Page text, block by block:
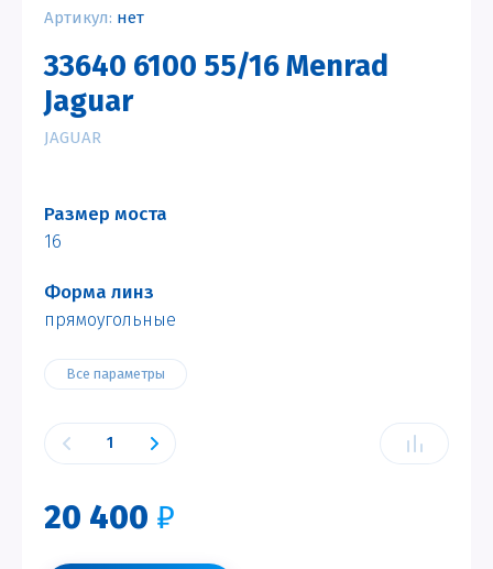
Артикул: нет
33640 6100 55/16 Menrad
Jaguar
JAGUAR
Размер моста
16
Форма линз
прямоугольные
Все параметры
20 400 ₽